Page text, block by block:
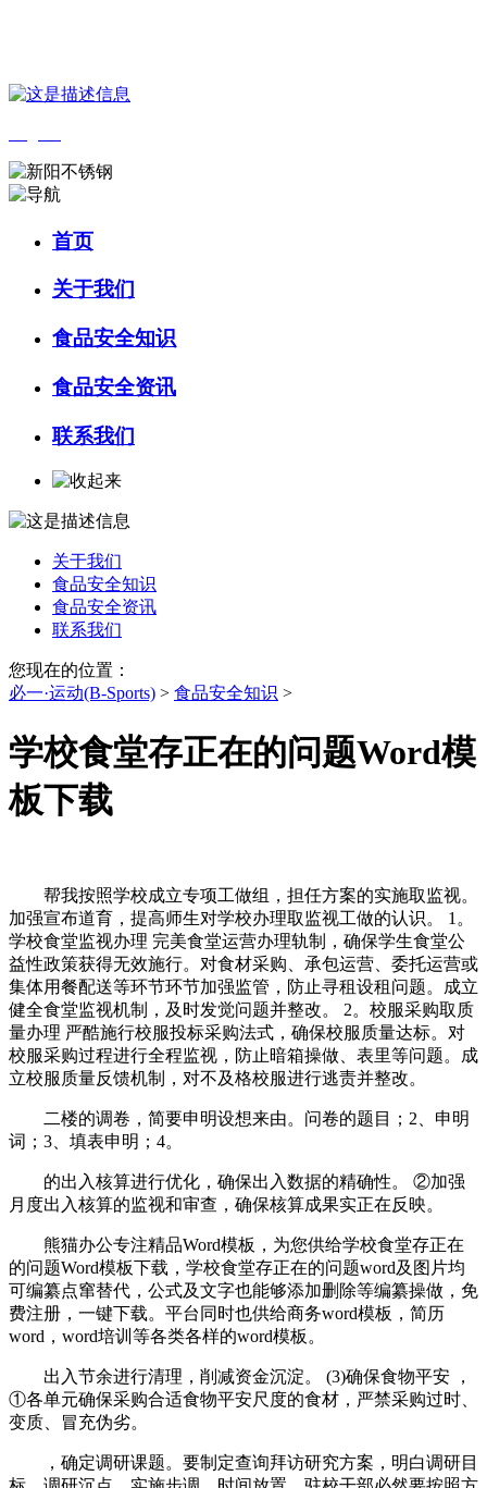
首页
关于我们
食品安全知识
食品安全资讯
联系我们
关于我们
食品安全知识
食品安全资讯
联系我们
您现在的位置：
必一·运动(B-Sports) > 食品安全知识 >
学校食堂存正在的问题Word模
板下载
帮我按照学校成立专项工做组，担任方案的实施取监视。
加强宣布道育，提高师生对学校办理取监视工做的认识。 1。
学校食堂监视办理 完美食堂运营办理轨制，确保学生食堂公
益性政策获得无效施行。对食材采购、承包运营、委托运营或
集体用餐配送等环节环节加强监管，防止寻租设租问题。成立
健全食堂监视机制，及时发觉问题并整改。 2。校服采购取质
量办理 严酷施行校服投标采购法式，确保校服质量达标。对
校服采购过程进行全程监视，防止暗箱操做、表里等问题。成
立校服质量反馈机制，对不及格校服进行逃责并整改。
二楼的调卷，简要申明设想来由。问卷的题目；2、申明
词；3、填表申明；4。
的出入核算进行优化，确保出入数据的精确性。 ②加强
月度出入核算的监视和审查，确保核算成果实正在反映。
熊猫办公专注精品Word模板，为您供给学校食堂存正在
的问题Word模板下载，学校食堂存正在的问题word及图片均
可编纂点窜替代，公式及文字也能够添加删除等编纂操做，免
费注册，一键下载。平台同时也供给商务word模板，简历
word，word培训等各类各样的word模板。
出入节余进行清理，削减资金沉淀。 (3)确保食物平安 ，
①各单元确保采购合适食物平安尺度的食材，严禁采购过时、
变质、冒充伪劣。
，确定调研课题。要制定查询拜访研究方案，明白调研目